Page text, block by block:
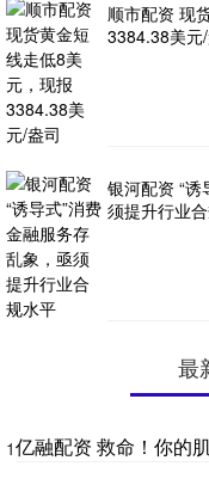
顺市配资 现
3384.38美元
银河配资 “诱
须提升行业
最
1亿融配资 救命！你的